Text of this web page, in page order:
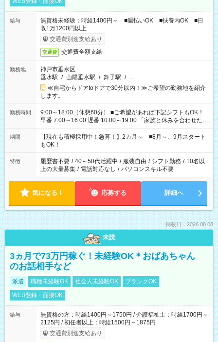
給与
無資格未経験：時給1400円～ ■週払いOK ■扶養内OK ■日
収1万1200円以上
交通費別途支給あり
交通費 交通費全額支給
勤務地
神戸市垂水区
垂水駅 / 山陽垂水駅 / 舞子駅 / …
≪自宅からドアtoドアで30分以内！≫ご希望の勤務地を紹介
します。
勤務時間
9:00～18:00（休憩60分） ■ご希望があれば下記シフトもOK！
早番 7:00～16:00 遅番 10:00～19:00 「家族と休みを合わせた
い」 「余裕を持って夕飯の準備がしたい」 「できれば残業はし
たくない」 など、ご希望を教えてくださいね。 ※Wワーク希望
の方へ 今ご覧のお仕事で希望する勤務時間と、もう1つのお仕事
の勤務時間。 合計で週40時間を超える場合は応募できません。
期間
【現在も積極採用中！急募！】2カ月～ ■8月～、9月スタート
もOK！
特徴 履歴書不要 / 40～50代活躍中 / 服装自由 / シフト勤務 / 10名以
上の大量募集 / 電話対応なし / パソコンスキル不要
気になる！ 応募する 詳細へ
掲載日：2026.08.08
未読
3ヵ月で73万円稼ぐ！未経験OK＊おばあちゃん
のお話相手など
派遣 職種未経験OK 社会人未経験OK
ブランクOK
WEB登録・面接OK
給与
無資格の方：時給1400円～1750円 / 介護福祉士：時給1700円～
2125円 / 初任者以上：時給1500円～1875円
交通費別途支給あり